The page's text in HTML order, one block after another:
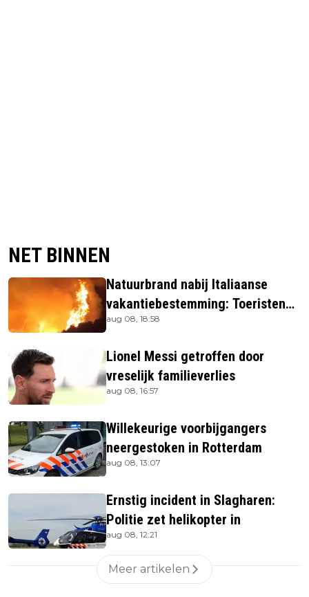
NET BINNEN
Natuurbrand nabij Italiaanse
vakantiebestemming: Toeristen
uit verblijven gehaald
aug 08, 18:58
Lionel Messi getroffen door
vreselijk familieverlies
aug 08, 16:57
Willekeurige voorbijgangers
neergestoken in Rotterdam
aug 08, 13:07
Ernstig incident in Slagharen:
Politie zet helikopter in
aug 08, 12:21
Meer artikelen